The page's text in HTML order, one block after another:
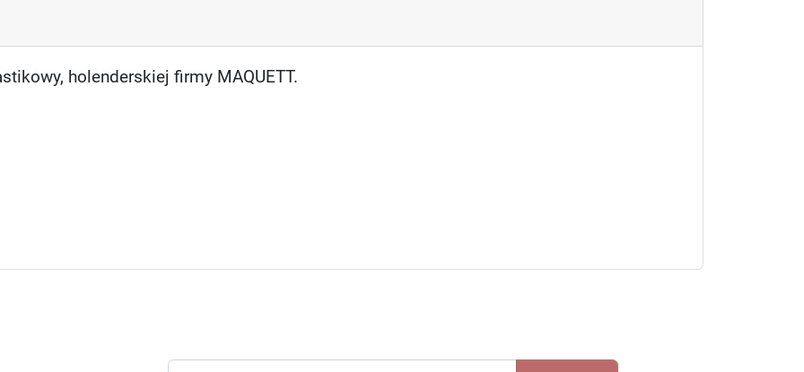
holenderskiej firmy MAQUETT.